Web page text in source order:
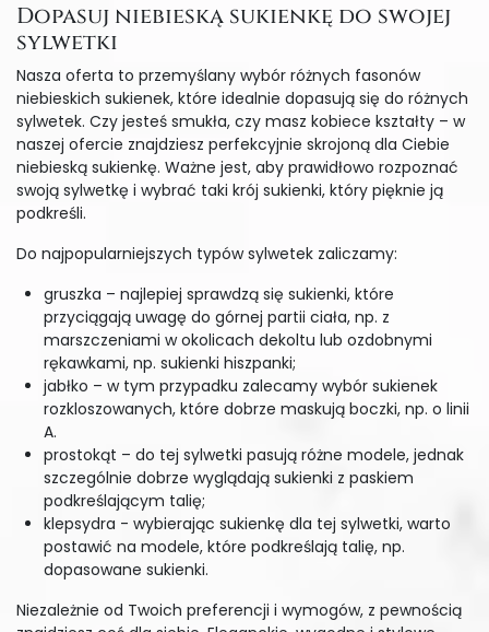
Dopasuj niebieską sukienkę do swojej
sylwetki
Nasza oferta to przemyślany wybór różnych fasonów
niebieskich sukienek, które idealnie dopasują się do różnych
sylwetek. Czy jesteś smukła, czy masz kobiece kształty – w
naszej ofercie znajdziesz perfekcyjnie skrojoną dla Ciebie
niebieską sukienkę. Ważne jest, aby prawidłowo rozpoznać
swoją sylwetkę i wybrać taki krój sukienki, który pięknie ją
podkreśli.
Do najpopularniejszych typów sylwetek zaliczamy:
gruszka – najlepiej sprawdzą się sukienki, które
przyciągają uwagę do górnej partii ciała, np. z
marszczeniami w okolicach dekoltu lub ozdobnymi
rękawkami, np. sukienki hiszpanki;
jabłko – w tym przypadku zalecamy wybór sukienek
rozkloszowanych, które dobrze maskują boczki, np. o linii
A.
prostokąt – do tej sylwetki pasują różne modele, jednak
szczególnie dobrze wyglądają sukienki z paskiem
podkreślającym talię;
klepsydra - wybierając sukienkę dla tej sylwetki, warto
postawić na modele, które podkreślają talię, np.
dopasowane sukienki.
Niezależnie od Twoich preferencji i wymogów, z pewnością